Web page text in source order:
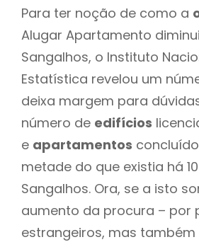
Para ter noção de como a
Alugar Apartamento
Sangalhos, o Instituto
Estatística revelou um
deixa margem para
número de edifícios
e apartamentos
metade do que existia há
Sangalhos. Ora, se a isto
aumento da procura – por
estrangeiros, mas